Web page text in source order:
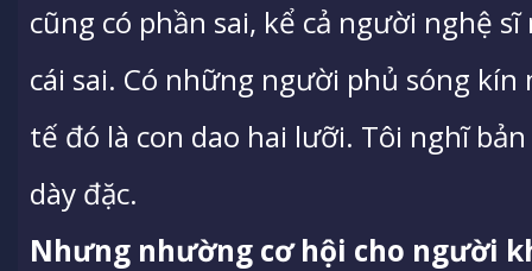
cũng có phần sai, kể cả người nghệ
cái sai. Có những người phủ sóng
tế đó là con dao hai lưỡi. Tôi nghĩ
dày đặc.
Nhưng nhường cơ hội cho người